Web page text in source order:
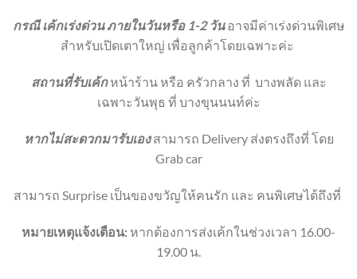
กรณี เค้กเร่งด่วน ภายในวันหรือ 1-2 วัน อาจมีค่าเร่งด่วนพิเศษ
สำหรับเปิดเตาใหญ่ เพื่อลูกค้าโดยเฉพาะค่ะ
สถานที่รับเค้กหน้าร้าน หรือ ครัวกลาง ที่ บางพลัด และ
เฉพาะวันพุธ ที่ บางขุนนนท์ค่ะ
หากไม่สะดวกมารับเองสามารถ Delivery ส่งตรงถึงที่ โดย
Grab car
สามารถ Surprise เป็นของขวัญให้คนรัก และ คนพิเศษได้ถึงที่
หมายเหตุแจ้งเตือน: หากต้องการส่งเค้กในช่วงเวลา 16.00-
19.00 น.